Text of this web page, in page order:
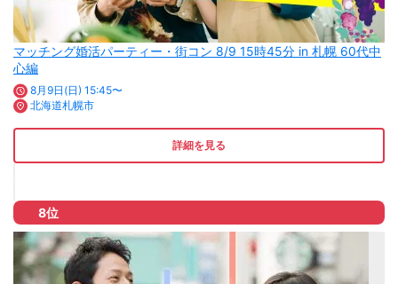
マッチング婚活パーティー・街コン 8/9 15時45分 in 札幌 60代中
心編
8月9日(日) 15:45〜
北海道札幌市
詳細を見る
8位